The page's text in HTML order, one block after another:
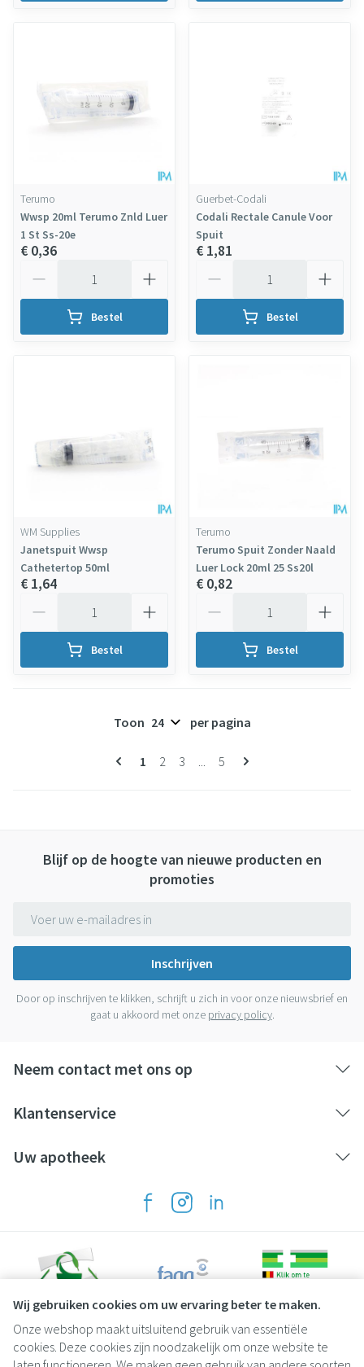
Wij gebruiken cookies om uw ervaring beter te maken.
Onze webshop maakt uitsluitend gebruik van essentiële
cookies. Deze cookies zijn noodzakelijk om onze website te
Terumo
Wwsp 20ml Terumo Znld Luer
1 St Ss-20e
€ 0,36
Bestel
Guerbet-Codali
Codali Rectale Canule Voor
Spuit
€ 1,81
Bestel
WM Supplies
Janetspuit Wwsp
Cathetertop 50ml
€ 1,64
Bestel
Terumo
Terumo Spuit Zonder Naald
Luer Lock 20ml 25 Ss20l
€ 0,82
Bestel
Pagina's
U lees momenteel pagina
1 Pagina
2 Pagina
3 ... Pagina
5
Toon per pagina
Blijf op de hoogte van nieuwe producten en
promoties
Inschrijven
Door op inschrijven te klikken, schrijft u zich in voor onze nieuwsbrief en
gaat u akkoord met onze privacy policy.
Neem contact met ons op
Klantenservice
Uw apotheek
Juridische links